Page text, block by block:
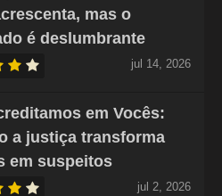
mas o
é deslumbrante
jul 14, 2026
em Vocês:
a justiça transforma
em suspeitos
jul 2, 2026